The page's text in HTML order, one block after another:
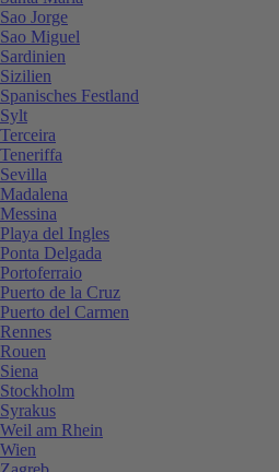
Sao Jorge
Sao Miguel
Sardinien
Sizilien
Spanisches Festland
Sylt
Terceira
Teneriffa
Sevilla
Madalena
Messina
Playa del Ingles
Ponta Delgada
Portoferraio
Puerto de la Cruz
Puerto del Carmen
Rennes
Rouen
Siena
Stockholm
Syrakus
Weil am Rhein
Wien